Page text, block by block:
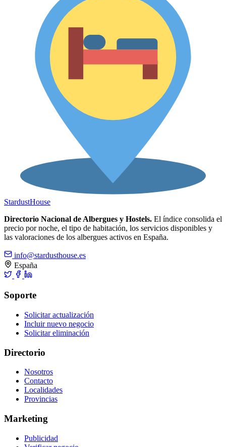
StardustHouse
Directorio Nacional de Albergues y Hostels. El índice consolida el
precio por noche, el tipo de habitación, los servicios disponibles y
las valoraciones de los albergues activos en España.
info@stardusthouse.es
España
Soporte
Solicitar actualización
Incluir nuevo negocio
Solicitar eliminación
Directorio
Nosotros
Contacto
Localidades
Provincias
Marketing
Publicidad